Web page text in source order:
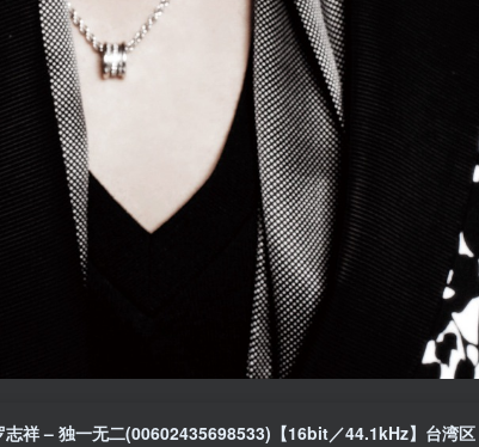
志祥 – 独一无二(00602435698533)【16bit／44.1kHz】台湾区